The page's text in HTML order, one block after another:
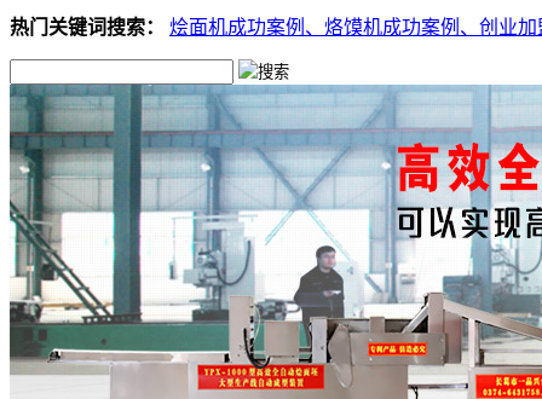
热门关键词搜索： 烩面机成功案例、 烙馍机成功案例、 创业加